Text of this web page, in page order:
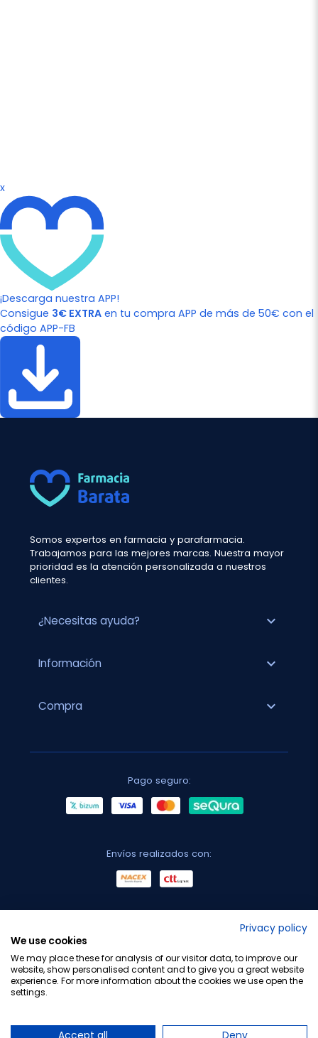
x
¡Descarga nuestra APP!
Consigue 3€ EXTRA en tu compra APP de más de 50€ con el
código APP-FB
Somos expertos en farmacia y parafarmacia.
Trabajamos para las mejores marcas. Nuestra mayor
prioridad es la atención personalizada a nuestros
clientes.
¿Necesitas ayuda? expand_more
Información expand_more
Compra expand_more
Pago seguro:
Envíos realizados con:
Privacy policy
We use cookies
We may place these for analysis of our visitor data, to improve our
website, show personalised content and to give you a great website
experience. For more information about the cookies we use open the
settings.